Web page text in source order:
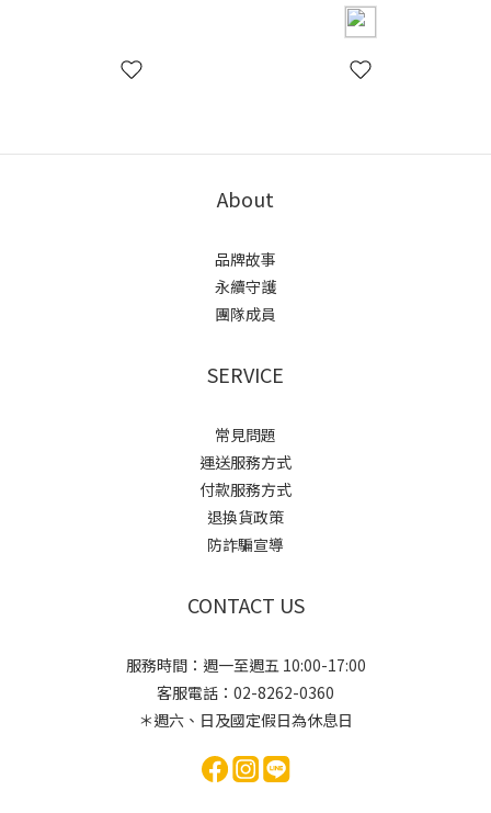
About
品牌故事
永續守護
團隊成員
SERVICE
常見問題
運送服務方式
付款服務方式
退換貨政策
防詐騙宣導
CONTACT US
服務時間：週一至週五 10:00-17:00
客服電話：02-8262-0360
＊週六、日及國定假日為休息日